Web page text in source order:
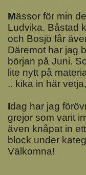
Mässor för min
Ludvika. Båstad
och Bosjö får
Däremot har jag
början på Juni.
lite nytt på
.. kika in här vetja,
Idag har jag
grejor som varit
även knåpat in
block under
Välkomna!